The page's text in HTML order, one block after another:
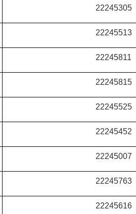
22245305
22245513
22245811
22245815
22245525
22245452
22245007
22245763
22245616